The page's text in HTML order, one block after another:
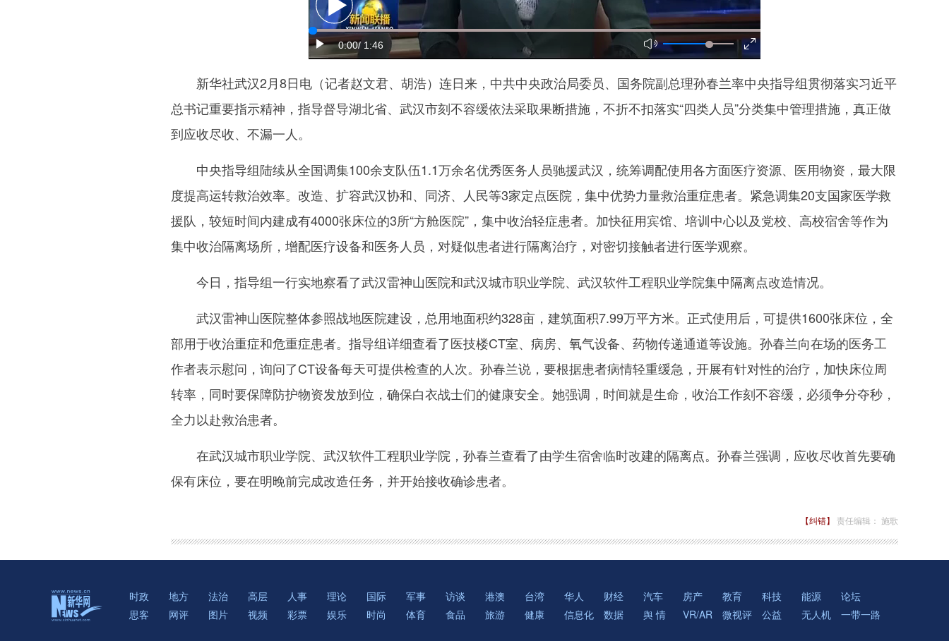
0:00/ 1:46
新华社武汉2月8日电（记者赵文君、胡浩）连日来，中共中央政治局委员、国务院副总理孙春兰率中央指导组贯彻落实习近平
总书记重要指示精神，指导督导湖北省、武汉市刻不容缓依法采取果断措施，不折不扣落实“四类人员”分类集中管理措施，真正做
到应收尽收、不漏一人。
中央指导组陆续从全国调集100余支队伍1.1万余名优秀医务人员驰援武汉，统筹调配使用各方面医疗资源、医用物资，最大限
度提高运转救治效率。改造、扩容武汉协和、同济、人民等3家定点医院，集中优势力量救治重症患者。紧急调集20支国家医学救
援队，较短时间内建成有4000张床位的3所“方舱医院”，集中收治轻症患者。加快征用宾馆、培训中心以及党校、高校宿舍等作为
集中收治隔离场所，增配医疗设备和医务人员，对疑似患者进行隔离治疗，对密切接触者进行医学观察。
今日，指导组一行实地察看了武汉雷神山医院和武汉城市职业学院、武汉软件工程职业学院集中隔离点改造情况。
武汉雷神山医院整体参照战地医院建设，总用地面积约328亩，建筑面积7.99万平方米。正式使用后，可提供1600张床位，全
部用于收治重症和危重症患者。指导组详细查看了医技楼CT室、病房、氧气设备、药物传递通道等设施。孙春兰向在场的医务工
作者表示慰问，询问了CT设备每天可提供检查的人次。孙春兰说，要根据患者病情轻重缓急，开展有针对性的治疗，加快床位周
转率，同时要保障防护物资发放到位，确保白衣战士们的健康安全。她强调，时间就是生命，收治工作刻不容缓，必须争分夺秒，
全力以赴救治患者。
在武汉城市职业学院、武汉软件工程职业学院，孙春兰查看了由学生宿舍临时改建的隔离点。孙春兰强调，应收尽收首先要确
保有床位，要在明晚前完成改造任务，并开始接收确诊患者。
【纠错】 责任编辑： 施歌
时政 地方 法治 高层 人事 理论 国际 军事 访谈 港澳 台湾 华人 财经 汽车 房产 教育 科技 能源
论坛
思客
网评 图片 视频 彩票 娱乐 时尚 体育 食品 旅游 健康 信息化 数据 舆 情 VR/AR 微视评 公益 无人机 一带一路